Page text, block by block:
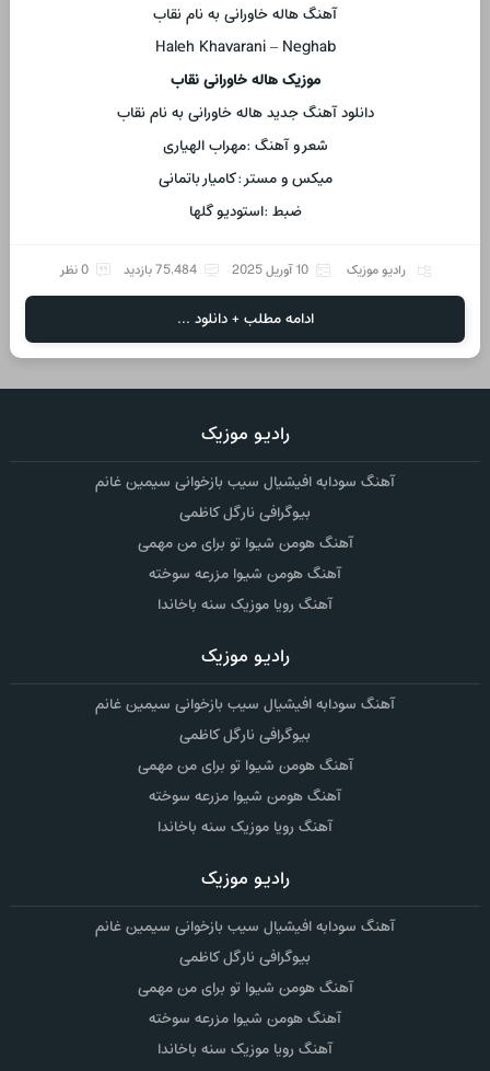
آهنگ هاله خاورانی به نام نقاب
Haleh Khavarani – Neghab
موزیک هاله خاورانی نقاب
دانلود آهنگ جدید هاله خاورانی به نام نقاب
شعر و آهنگ :مهراب الهیاری
میکس و مستر :کامیار باتمانی
ضبط :استودیو گلها
رادیو موزیک 10 آوریل 2025 75,484 بازدید 0 نظر
ادامه مطلب + دانلود ...
رادیو موزیک
آهنگ سودابه افیشیال سیب بازخوانی سیمین غانم
بیوگرافی نارگل کاظمی
آهنگ هومن شیوا تو برای من مهمی
آهنگ هومن شیوا مزرعه سوخته
آهنگ رویا موزیک سنه باخاندا
رادیو موزیک
آهنگ سودابه افیشیال سیب بازخوانی سیمین غانم
بیوگرافی نارگل کاظمی
آهنگ هومن شیوا تو برای من مهمی
آهنگ هومن شیوا مزرعه سوخته
آهنگ رویا موزیک سنه باخاندا
رادیو موزیک
آهنگ سودابه افیشیال سیب بازخوانی سیمین غانم
بیوگرافی نارگل کاظمی
آهنگ هومن شیوا تو برای من مهمی
آهنگ هومن شیوا مزرعه سوخته
آهنگ رویا موزیک سنه باخاندا